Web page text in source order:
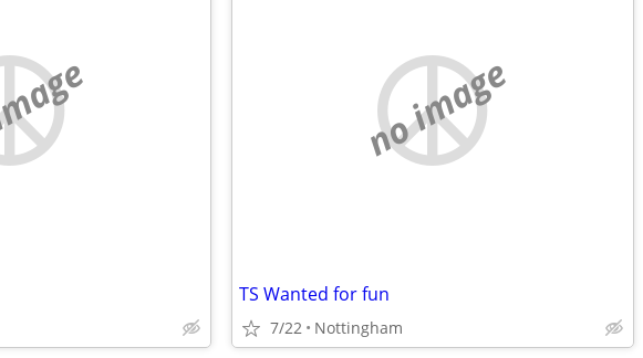
no image
TS Wanted for fun
7/22 Nottingham